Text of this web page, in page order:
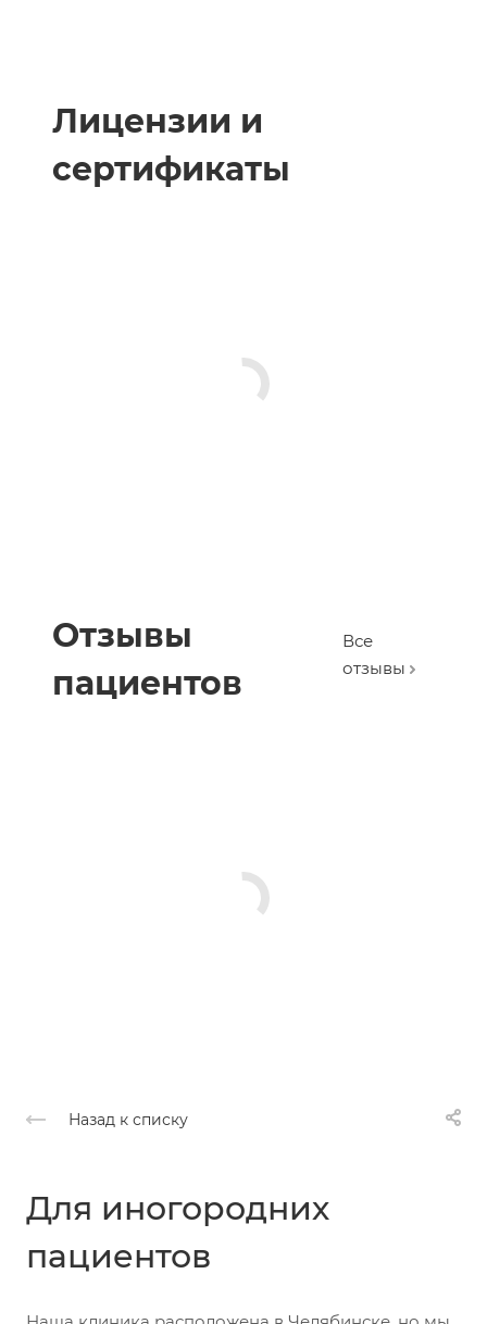
Лицензии и
сертификаты
Отзывы
пациентов
Все
отзывы
Назад к списку
Для иногородних
пациентов